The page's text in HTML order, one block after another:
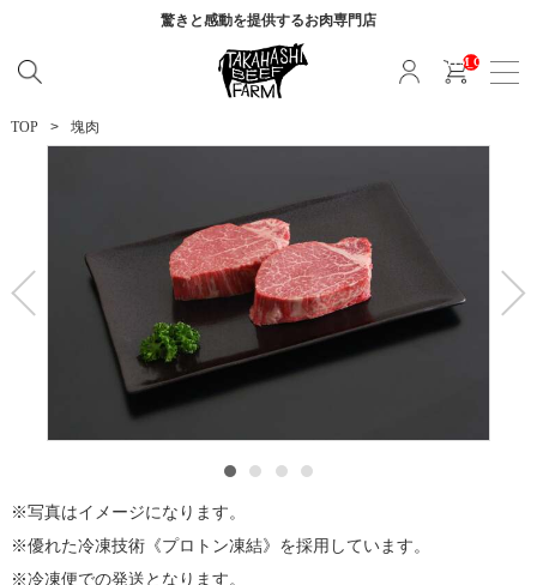
驚きと感動を提供するお肉専門店
__ITM_CNT__
TOP 塊肉
写真はイメージになります。
優れた冷凍技術《プロトン凍結》を採用しています。
冷凍便での発送となります。